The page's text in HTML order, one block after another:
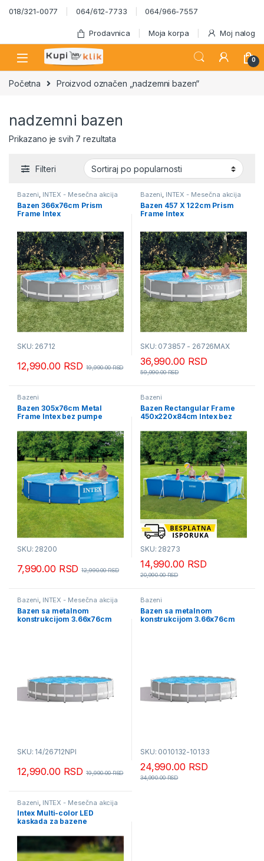
Skip to navigation
Skip to content
018/321-0077 064/612-7733 064/966-7557
Prodavnica Moja korpa Moj nalog
0
Početna Proizvod označen „nadzemni bazen“
nadzemni bazen
Prikazano je svih 7 rezultataSortirano po popularnosti
Filteri
Bazeni, INTEX - Mesečna akcija
Bazen 366x76cm Prism
Frame Intex
SKU: 26712
12,990.00 RSD 19,990.00RSD
Bazeni, INTEX - Mesečna akcija
Bazen 457 X 122cm Prism
Frame Intex
SKU: 073857 - 26726MAX
36,990.00 RSD
59,990.00RSD
Bazeni
Bazen 305x76cm Metal
Frame Intex bez pumpe
SKU: 28200
7,990.00 RSD 12,990.00RSD
Bazeni
Bazen Rectangular Frame
450x220x84cm Intex bez
SKU: 28273
14,990.00 RSD
20,990.00RSD
Bazeni, INTEX - Mesečna akcija
Bazen sa metalnom
konstrukcijom 3.66x76cm
SKU: 14/26712NPI
12,990.00 RSD 19,990.00RSD
Bazeni
Bazen sa metalnom
konstrukcijom 3.66x76cm
SKU: 0010132-10133
24,990.00 RSD
34,990.00RSD
Bazeni INTEX - Mesečna akcija
Intex Multi-color LED
kaskada za bazene